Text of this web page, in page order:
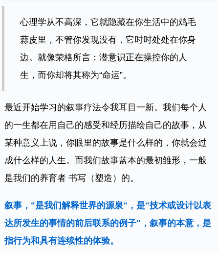
心理学从不高深，它就隐藏在你生活中的鸡毛
蒜皮里，不管你发现没有，它时时处处在你身
边。就像荣格所言：潜意识正在操控你的人
生，而你却将其称为“命运”。
最近开始学习的叙事疗法令我耳目一新。我们每个人
的一生都在用自己的感受和经历描绘自己的故事，从
某种意义上说，你眼里的故事是什么样的，你就会过
成什么样的人生。而我们故事蓝本的最初雏形，一般
是我们的养育者 书写（塑造）的。
叙事，"是我们解释世界的源泉"，是"技术或设计以表
达所发生的事情的前后联系的例子"，叙事的本意，是
指行为和具有连续性的体验。